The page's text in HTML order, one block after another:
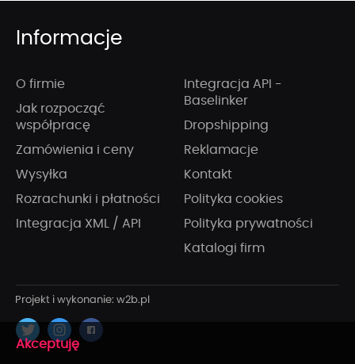
Informacje
O firmie
Jak rozpocząć
współpracę
Zamówienia i ceny
Wysyłka
Rozrachunki i płatności
Integracja XML / API
Integracja API -
Baselinker
Dropshipping
Reklamacje
Kontakt
Polityka cookies
Polityka prywatności
Katalogi firm
x